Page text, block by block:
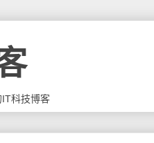
科技博客